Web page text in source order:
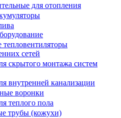
для отопления
сетей
скрытого монтажа систем
внутренней канализации
воронки
теплого пола
трубы (кожухи)